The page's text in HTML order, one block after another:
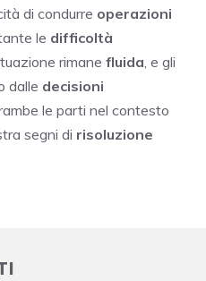
di condurre operazioni
le difficoltà
rimane fluida, e gli
dalle decisioni
le parti nel contesto
segni di risoluzione